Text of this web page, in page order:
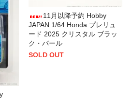
11月以降予約 Hobby
JAPAN 1/64 Honda プレリュ
ード 2025 クリスタル ブラッ
ク・パール
SOLD OUT